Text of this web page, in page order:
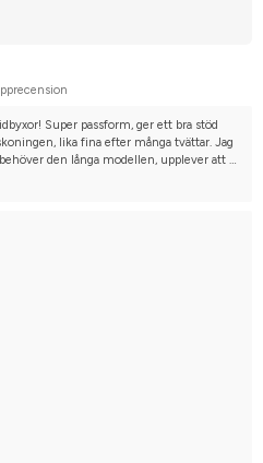
Super passform, ger ett bra stöd
lika fina efter många tvättar. Jag
den långa modellen, upplever att